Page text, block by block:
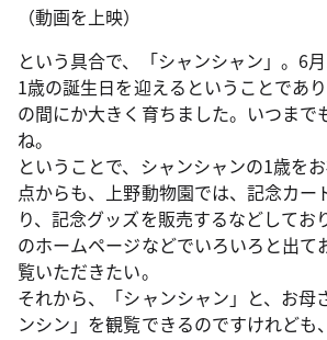
（動画を上映）
という具合で、「シャンシャン」。6
1歳の誕生日を迎えるということであ
の間にか大きく育ちました。いつまで
ね。
ということで、シャンシャンの1歳を
点からも、上野動物園では、記念カー
り、記念グッズを販売するなどしてお
のホームページなどでいろいろと出て
覧いただきたい。
それから、「シャンシャン」と、お母
ンシン」を観覧できるのですけれども